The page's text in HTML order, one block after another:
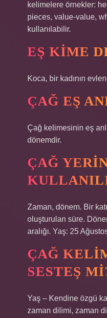
kelimelere örnekler:
pieces, value-value,
kullanılabilir.
EŞ KIME
Koca, bir kadının
ÇAĞ EŞ
Çağ kelimesinin eş
dönemdir.
ÇAĞ
Zaman, dönem. Bir
oluşturulan süre.
aralığı. Yaş: 25
ÇAĞ
SESTEŞ
Yaş – Kendine özgü
zaman dilimi, zaman